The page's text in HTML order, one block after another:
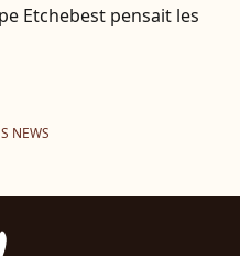
Etchebest pensait les
NEWS